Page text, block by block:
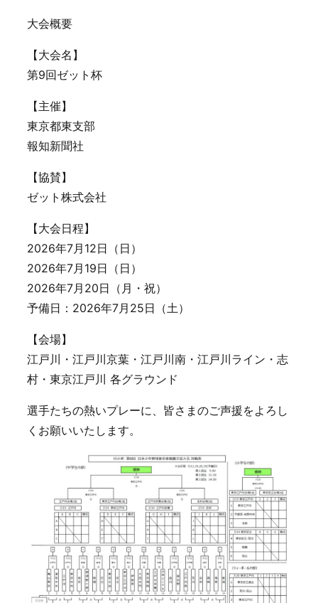
大会概要
【大会名】
第9回ゼット杯
【主催】
東京都東支部
報知新聞社
【協賛】
ゼット株式会社
【大会日程】
2026年7月12日（日）
2026年7月19日（日）
2026年7月20日（月・祝）
予備日：2026年7月25日（土）
【会場】
江戸川・江戸川京葉・江戸川南・江戸川ライン・志
村・東京江戸川 各グラウンド
選手たちの熱いプレーに、皆さまのご声援をよろし
くお願いいたします。